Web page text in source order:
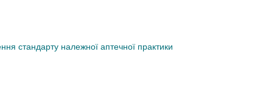
стандарту належної аптечної практики